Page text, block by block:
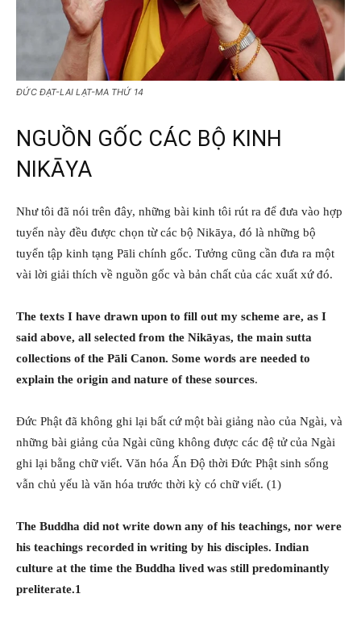
ĐỨC ĐẠT-LAI LẠT-MA THỨ 14
NGUỒN GỐC CÁC BỘ KINH
NIKĀYA
Như tôi đã nói trên đây, những bài kinh tôi rút ra để đưa vào hợp
tuyển này đều được chọn từ các bộ Nikāya, đó là những bộ
tuyển tập kinh tạng Pāli chính gốc. Tưởng cũng cần đưa ra một
vài lời giải thích về nguồn gốc và bản chất của các xuất xứ đó.
The texts I have drawn upon to fill out my scheme are, as I
said above, all selected from the Nikāyas, the main sutta
collections of the Pāli Canon. Some words are needed to
explain the origin and nature of these sources.
Đức Phật đã không ghi lại bất cứ một bài giảng nào của Ngài, và
những bài giảng của Ngài cũng không được các đệ tử của Ngài
ghi lại bằng chữ viết. Văn hóa Ấn Độ thời Đức Phật sinh sống
vẫn chủ yếu là văn hóa trước thời kỳ có chữ viết. (1)
The Buddha did not write down any of his teachings, nor were
his teachings recorded in writing by his disciples. Indian
culture at the time the Buddha lived was still predominantly
preliterate.1